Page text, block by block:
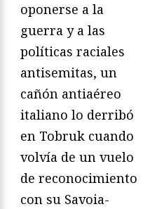
oponerse a la
guerra y a las
políticas raciales
antisemitas, un
cañón antiaéreo
italiano lo derribó
en Tobruk cuando
volvía de un vuelo
de reconocimiento
con su Savoia-